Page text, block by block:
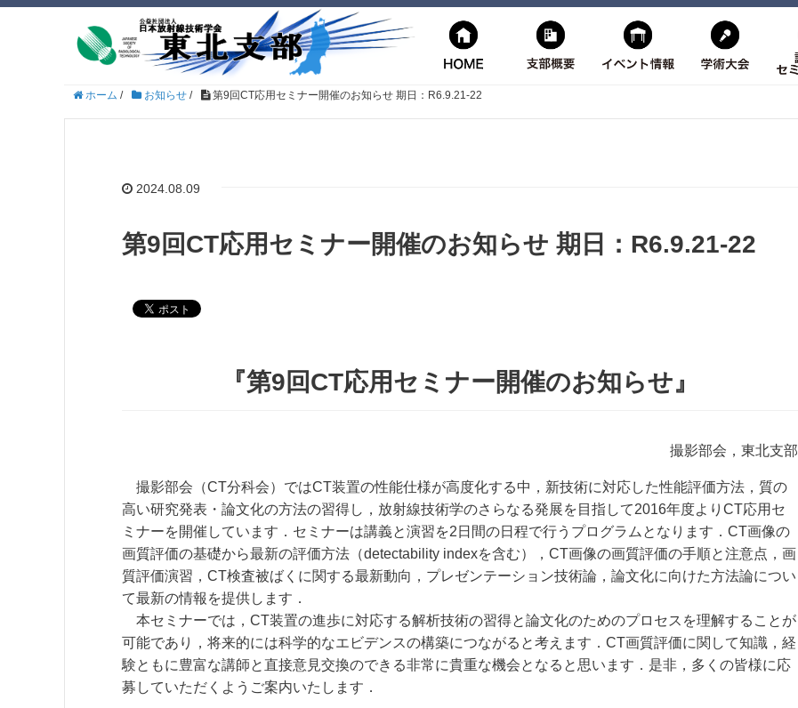
ホーム / お知らせ / 第9回CT応用セミナー開催のお知らせ 期日：R6.9.21-22
2024.08.09
第9回CT応用セミナー開催のお知らせ 期日：R6.9.21-22
『第9回CT応用セミナー開催のお知らせ』
撮影部会，東北支部
撮影部会（CT分科会）ではCT装置の性能仕様が高度化する中，新技術に対応した性能評価方法，質の
高い研究発表・論文化の方法の習得し，放射線技術学のさらなる発展を目指して2016年度よりCT応用セ
ミナーを開催しています．セミナーは講義と演習を2日間の日程で行うプログラムとなります．CT画像の
画質評価の基礎から最新の評価方法（detectability indexを含む），CT画像の画質評価の手順と注意点，画
質評価演習，CT検査被ばくに関する最新動向，プレゼンテーション技術論，論文化に向けた方法論につい
て最新の情報を提供します．
本セミナーでは，CT装置の進歩に対応する解析技術の習得と論文化のためのプロセスを理解することが
可能であり，将来的には科学的なエビデンスの構築につながると考えます．CT画質評価に関して知識，経
験ともに豊富な講師と直接意見交換のできる非常に貴重な機会となると思います．是非，多くの皆様に応
募していただくようご案内いたします．